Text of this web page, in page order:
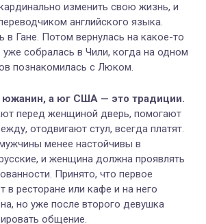
изменить свою жизнь, и
английского языка.
в Гане. Потом вернулась на какое-то
собралась в Чили, когда на одном
познакомилась с Люком.
а юг США — это традиции.
перед женщиной дверь, помогают
отодвигают стул, всегда платят.
менее настойчивы в
и женщина должна проявлять
Принято, что первое
в ресторане или кафе и на него
но уже после второго девушка
общение.